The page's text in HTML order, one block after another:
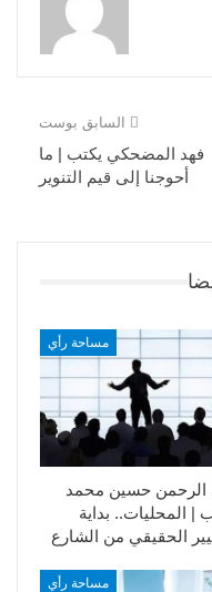
السابق بوست
فهد المضحكي يكتب | ما
أحوجنا إلى قيم التنوير
مساحة رأي
الرحمن حسين محمد
| المحليات.. بداية
الحقيقي من الشارع
مساحة رأي